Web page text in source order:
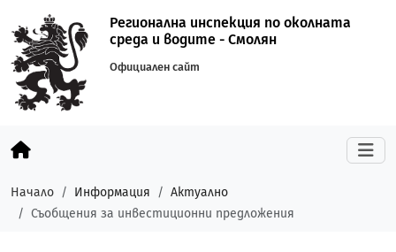
Регионална инспекция по околната
среда и водите - Смолян
Официален сайт
Начало Информация
Актуално
Съобщения за инвестиционни предложения